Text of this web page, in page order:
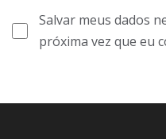
Salvar meus dados
próxima vez que eu